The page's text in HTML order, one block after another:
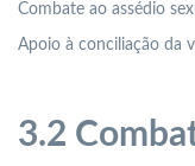
Combate ao assédio
Apoio à conciliação da
3.2